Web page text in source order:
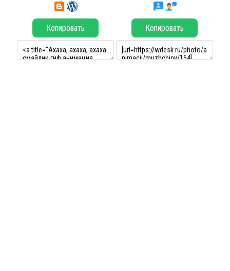
Копировать Копировать